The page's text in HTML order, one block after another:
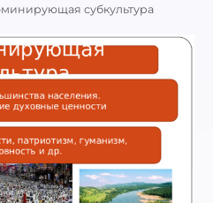
субкультура